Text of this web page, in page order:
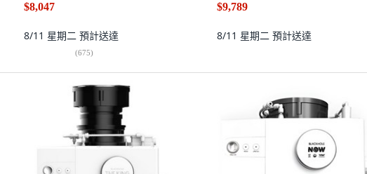
$8,047
8/11 星期二 預計送達
(675)
$9,789
8/11 星期二 預計送達